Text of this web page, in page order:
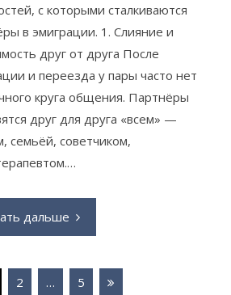
с которыми сталкиваются
в эмиграции. 1. Слияние и
друг от друга После
и переезда у пары часто нет
круга общения. Партнёры
друг для друга «всем» —
семьёй, советчиком,
дальше
2 … 5